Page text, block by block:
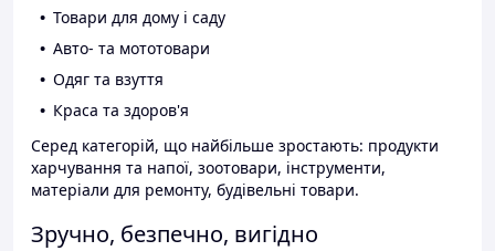
Товари для дому і саду
Авто- та мототовари
Одяг та взуття
Краса та здоров'я
Серед категорій, що найбільше зростають: продукти
харчування та напої, зоотовари, інструменти,
матеріали для ремонту, будівельні товари.
Зручно, безпечно, вигідно